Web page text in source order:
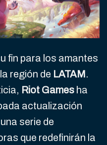
fin para los amantes
región de LATAM.
Riot Games ha
actualización
serie de
que redefinirán la